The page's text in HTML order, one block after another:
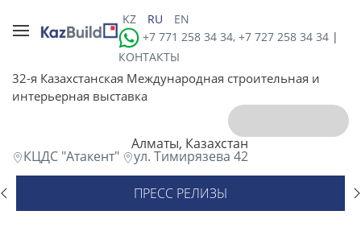
KZ RU
EN
+7 771 258 34 34, +7 727 258 34 34 |
КОНТАКТЫ
32-я Казахстанская Международная строительная и
интерьерная выставка
Алматы, Казахстан
КЦДС "Атакент" ул. Тимирязева 42
ПРЕСС РЕЛИЗЫ